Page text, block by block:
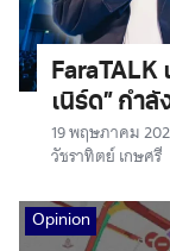
FaraTALK
เนิร์ด” กำลั
19 พฤษภาคม
วัชราทิตย์ เกษศรี
Opinion